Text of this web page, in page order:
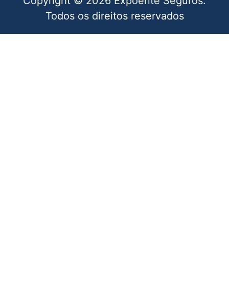
Todos os direitos reservados